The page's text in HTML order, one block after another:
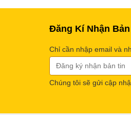
Đăng Kí Nhận
Chỉ cần nhập email và
Chúng tôi sẽ gửi cập